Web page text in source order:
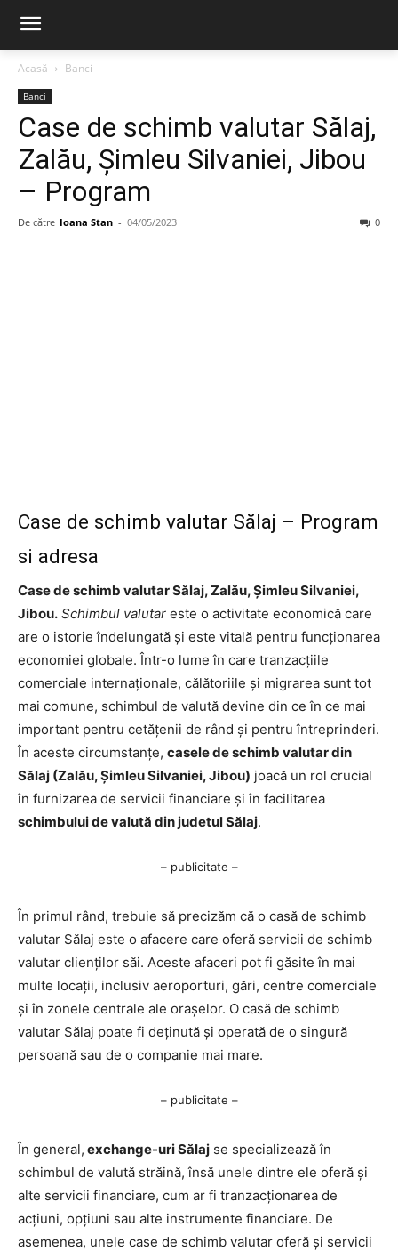
Acasă Banci
Banci
Case de schimb valutar Sălaj,
Zalău, Șimleu Silvaniei, Jibou
– Program
De către Ioana Stan - 04/05/2023 0
Case de schimb valutar Sălaj – Program
si adresa
Case de schimb valutar Sălaj, Zalău, Șimleu Silvaniei,
Jibou. Schimbul valutar este o activitate economică care
are o istorie îndelungată și este vitală pentru funcționarea
economiei globale. Într-o lume în care tranzacțiile
comerciale internaționale, călătoriile și migrarea sunt tot
mai comune, schimbul de valută devine din ce în ce mai
important pentru cetățenii de rând și pentru întreprinderi.
În aceste circumstanțe, casele de schimb valutar din
Sălaj (Zalău, Șimleu Silvaniei, Jibou) joacă un rol crucial
în furnizarea de servicii financiare și în facilitarea
schimbului de valută din judetul Sălaj.
– publicitate –
În primul rând, trebuie să precizăm că o casă de schimb
valutar Sălaj este o afacere care oferă servicii de schimb
valutar clienților săi. Aceste afaceri pot fi găsite în mai
multe locații, inclusiv aeroporturi, gări, centre comerciale
și în zonele centrale ale orașelor. O casă de schimb
valutar Sălaj poate fi deținută și operată de o singură
persoană sau de o companie mai mare.
– publicitate –
În general, exchange-uri Sălaj se specializează în
schimbul de valută străină, însă unele dintre ele oferă și
alte servicii financiare, cum ar fi tranzacționarea de
acțiuni, opțiuni sau alte instrumente financiare. De
asemenea, unele case de schimb valutar oferă și servicii